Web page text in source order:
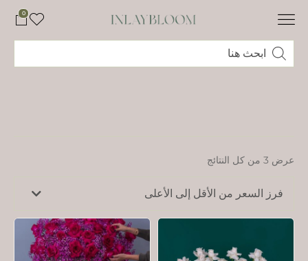
0
عرض ⁦3⁩ من كل النتائج
فرز السعر من الأقل إلى الأعلى